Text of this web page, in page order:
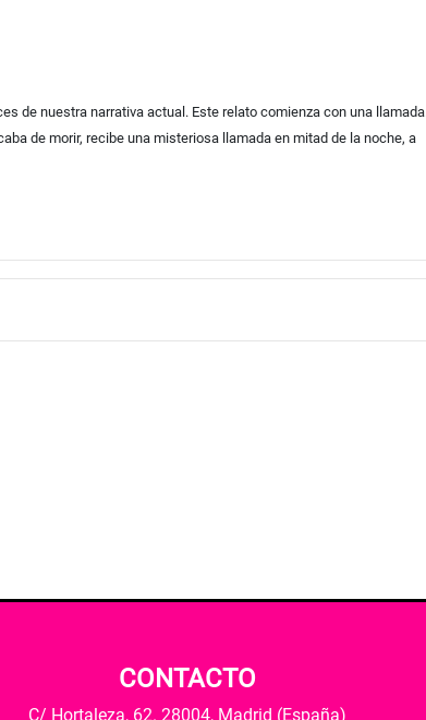
de nuestra narrativa actual. Este relato comienza con una
de morir, recibe una misteriosa llamada en mitad de la noche, a
CONTACTO
C/ Hortaleza, 62. 28004, Madrid (España)